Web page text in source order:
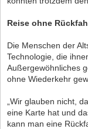
Reise ohne
Die Menschen der
Technologie, die
Außergewöhnliches
ohne Wiederkehr
„Wir glauben nicht,
eine Karte hat und
kann man eine